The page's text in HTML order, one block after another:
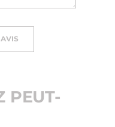
PEUT-